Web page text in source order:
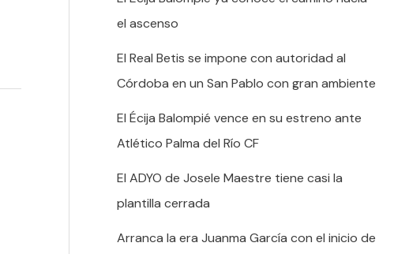
el ascenso
El Real Betis se impone con autoridad al
Córdoba en un San Pablo con gran ambiente
El Écija Balompié vence en su estreno ante
Atlético Palma del Río CF
El ADYO de Josele Maestre tiene casi la
plantilla cerrada
Arranca la era Juanma García con el inicio de